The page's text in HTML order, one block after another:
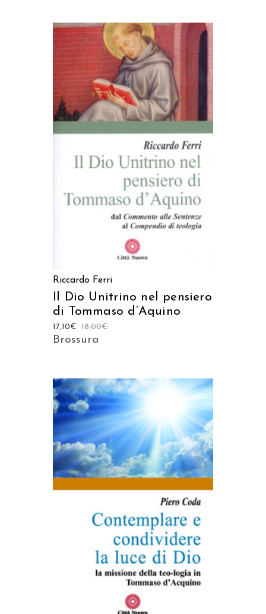
AGGIUNGI AL CARRELLO
Riccardo Ferri
Il Dio Unitrino nel pensiero
di Tommaso d’Aquino
18,00€
17,10€
Brossura
AGGIUNGI AL CARRELLO